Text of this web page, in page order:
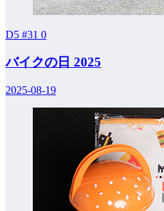
D5 #31 0
バイクの日 2025
2025-08-19